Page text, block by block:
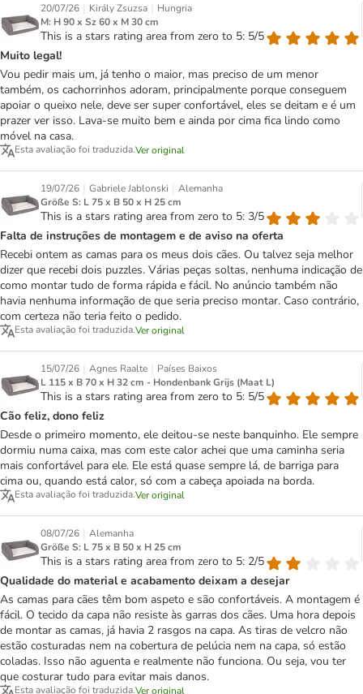
20/07/26 | Király Zsuzsa | Hungria
M: H 90 x Sz 60 x M 30 cm
This is a stars rating area from zero to 5: 5/5
Muito legal!
Vou pedir mais um, já tenho o maior, mas preciso de um menor
também, os cachorrinhos adoram, principalmente porque conseguem
apoiar o queixo nele, deve ser super confortável, eles se deitam e é um
prazer ver isso. Lava-se muito bem e ainda por cima fica lindo como
móvel na casa.
Esta avaliação foi traduzida.Ver original
19/07/26 | Gabriele Jablonski | Alemanha
Größe S: L 75 x B 50 x H 25 cm
This is a stars rating area from zero to 5: 3/5
Falta de instruções de montagem e de aviso na oferta
Recebi ontem as camas para os meus dois cães. Ou talvez seja melhor
dizer que recebi dois puzzles. Várias peças soltas, nenhuma indicação de
como montar tudo de forma rápida e fácil. No anúncio também não
havia nenhuma informação de que seria preciso montar. Caso contrário,
com certeza não teria feito o pedido.
Esta avaliação foi traduzida.Ver original
15/07/26 | Agnes Raalte | Países Baixos
L 115 x B 70 x H 32 cm - Hondenbank Grijs (Maat L)
This is a stars rating area from zero to 5: 5/5
Cão feliz, dono feliz
Desde o primeiro momento, ele deitou-se neste banquinho. Ele sempre
dormiu numa caixa, mas com este calor achei que uma caminha seria
mais confortável para ele. Ele está quase sempre lá, de barriga para
cima ou, quando está calor, só com a cabeça apoiada na borda.
Esta avaliação foi traduzida.Ver original
08/07/26 | Alemanha
Größe S: L 75 x B 50 x H 25 cm
This is a stars rating area from zero to 5: 2/5
Qualidade do material e acabamento deixam a desejar
As camas para cães têm bom aspeto e são confortáveis. A montagem é
fácil. O tecido da capa não resiste às garras dos cães. Uma hora depois
de montar as camas, já havia 2 rasgos na capa. As tiras de velcro não
estão costuradas nem na cobertura de pelúcia nem na capa, só estão
coladas. Isso não aguenta e realmente não funciona. Ou seja, vou ter
que costurar tudo para evitar mais danos.
Esta avaliação foi traduzida.Ver original